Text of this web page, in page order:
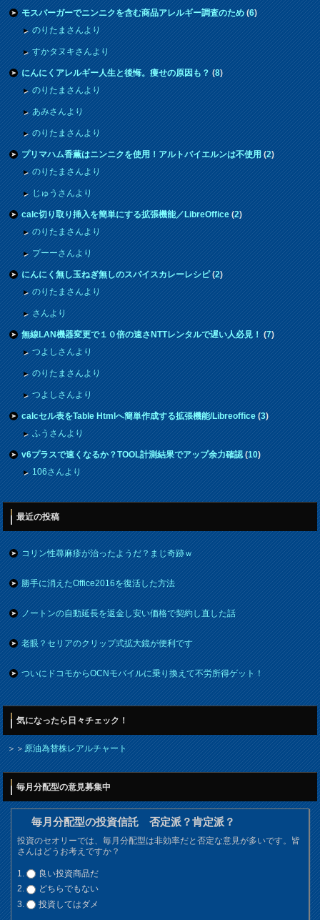
モスバーガーでニンニクを含む商品アレルギー調査のため(6)
のりたまさんより
すかタヌキさんより
にんにくアレルギー人生と後悔。痩せの原因も？(8)
のりたまさんより
あみさんより
のりたまさんより
プリマハム香薫はニンニクを使用！アルトバイエルンは不使用(2)
のりたまさんより
じゅうさんより
calc切り取り挿入を簡単にする拡張機能／LibreOffice(2)
のりたまさんより
プーーさんより
にんにく無し玉ねぎ無しのスパイスカレーレシピ(2)
のりたまさんより
さんより
無線LAN機器変更で１０倍の速さNTTレンタルで遅い人必見！(7)
つよしさんより
のりたまさんより
つよしさんより
calcセル表をTable Htmlへ簡単作成する拡張機能/Libreoffice(3)
ふうさんより
v6プラスで速くなるか？TOOL計測結果でアップ余力確認(10)
106さんより
最近の投稿
コリン性蕁麻疹が治ったようだ？まじ奇跡ｗ
勝手に消えたOffice2016を復活した方法
ノートンの自動延長を返金し安い価格で契約し直した話
老眼？セリアのクリップ式拡大鏡が便利です
ついにドコモからOCNモバイルに乗り換えて不労所得ゲット！
気になったら日々チェック！
＞＞原油為替株レアルチャート
毎月分配型の意見募集中
毎月分配型の投資信託 否定派？肯定派？
投資のセオリーでは、毎月分配型は非効率だと否定な意見が多いです。皆
さんはどうお考えですか？
良い投資商品だ
どちらでもない
投資してはダメ